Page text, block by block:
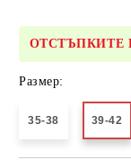
ОТСТЪПКИТЕ
Размер:
35-38 39-42